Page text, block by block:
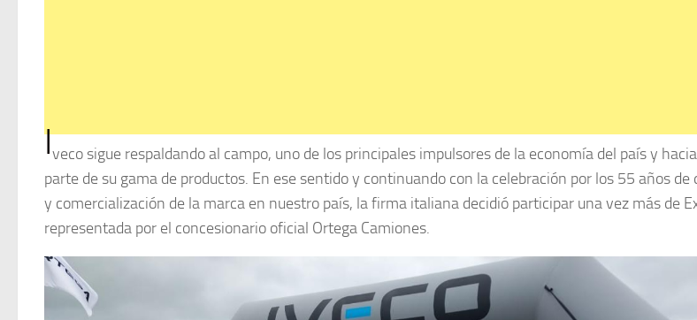
Iveco sigue respaldando al campo, uno de los principales impulsores de la economía del país y
parte de su gama de productos. En ese sentido y continuando con la celebración por los 55 años de
y comercialización de la marca en nuestro país, la firma italiana decidió participar una vez más de
representada por el concesionario oficial Ortega Camiones.